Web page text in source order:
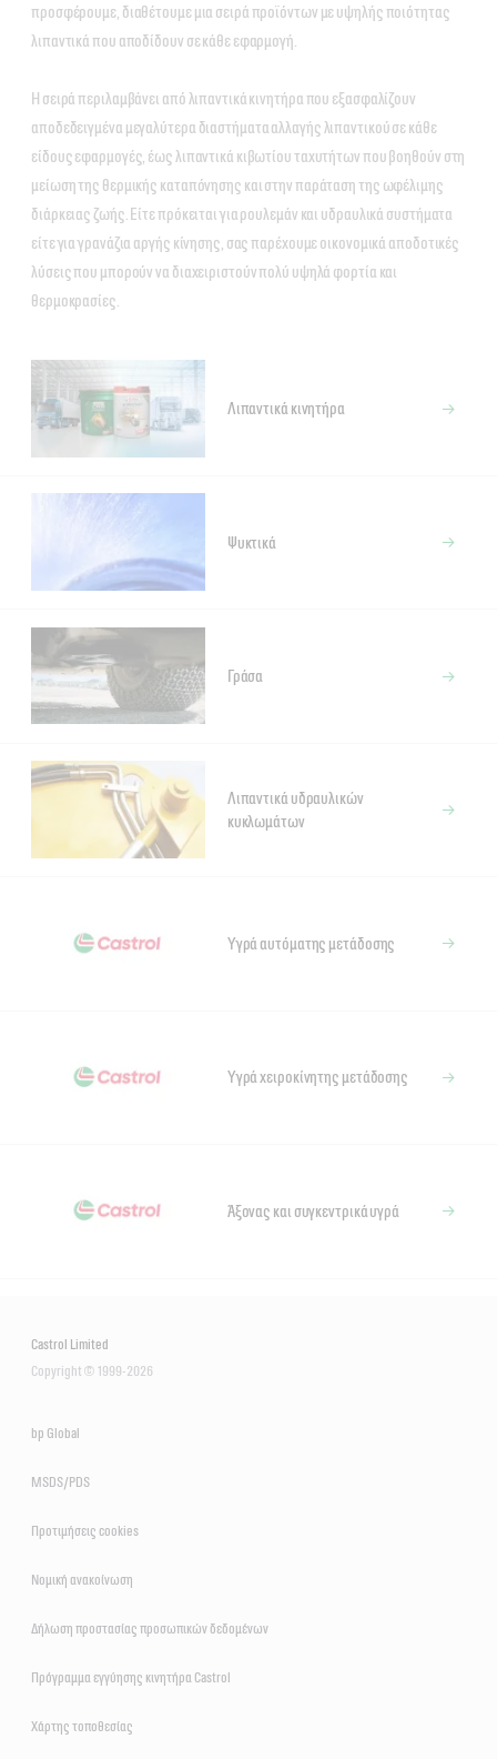
προσφέρουμε, διαθέτουμε μια σειρά προϊόντων με υψηλής ποιότητας
λιπαντικά που αποδίδουν σε κάθε εφαρμογή.
Η σειρά περιλαμβάνει από λιπαντικά κινητήρα που εξασφαλίζουν
αποδεδειγμένα μεγαλύτερα διαστήματα αλλαγής λιπαντικού σε κάθε
είδους εφαρμογές, έως λιπαντικά κιβωτίου ταχυτήτων που βοηθούν στη
μείωση της θερμικής καταπόνησης και στην παράταση της ωφέλιμης
διάρκειας ζωής. Είτε πρόκειται για ρουλεμάν και υδραυλικά συστήματα
είτε για γρανάζια αργής κίνησης, σας παρέχουμε οικονομικά αποδοτικές
λύσεις που μπορούν να διαχειριστούν πολύ υψηλά φορτία και
θερμοκρασίες.
Λιπαντικά κινητήρα
Ψυκτικά
Γράσα
Λιπαντικά υδραυλικών
κυκλωμάτων
Υγρά αυτόματης μετάδοσης
Υγρά χειροκίνητης μετάδοσης
Άξονας και συγκεντρικά υγρά
Castrol Limited
Copyright © 1999-2026
bp Global
MSDS/PDS
Προτιμήσεις cookies
Νομική ανακοίνωση
Δήλωση προστασίας προσωπικών δεδομένων
Πρόγραμμα εγγύησης κινητήρα Castrol
Χάρτης τοποθεσίας